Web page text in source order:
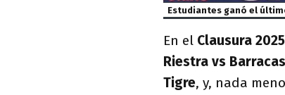
Estudiantes ganó el
En el Clausura 2025
Riestra vs Barracas
Tigre, y, nada